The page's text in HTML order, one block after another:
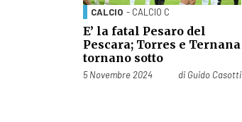
CALCIO - CALCIO C
E’ la fatal Pesaro del
Pescara; Torres e Ternana
tornano sotto
Pubblicato il
5 Novembre 2024 di Guido Casotti